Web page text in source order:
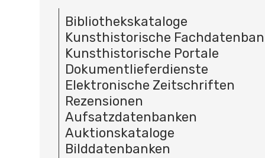
Bibliothekskataloge
Kunsthistorische
Kunsthistorische Portale
Dokumentlieferdienste
Elektronische Zeitschriften
Rezensionen
Aufsatzdatenbanken
Auktionskataloge
Bilddatenbanken